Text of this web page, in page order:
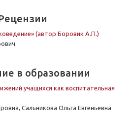
(автор Боровик А.П.)
в образовании
учащихся как воспитательная
Сальникова Ольга Евгеньевна